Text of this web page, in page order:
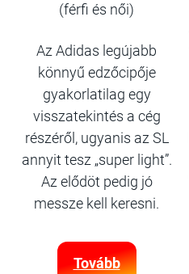
(férfi és női)
Az Adidas legújabb
könnyű edzőcipője
gyakorlatilag egy
visszatekintés a cég
részéről, ugyanis az SL
annyit tesz „super light”.
Az elődöt pedig jó
messze kell keresni.
Tovább